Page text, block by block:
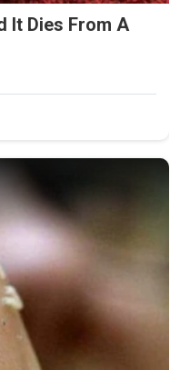
It Dies From A